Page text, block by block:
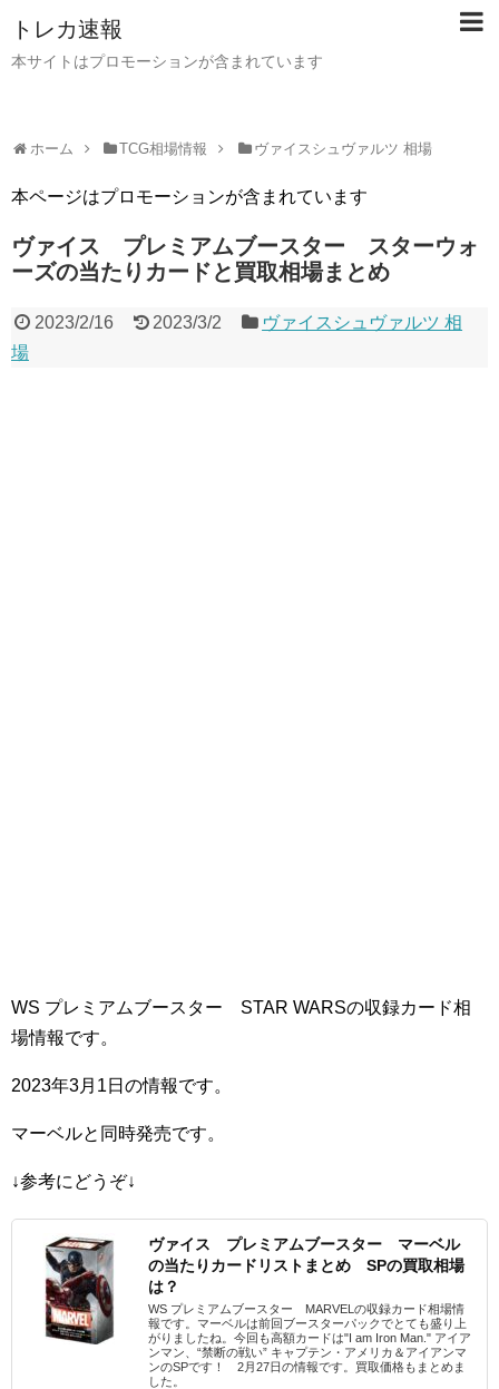
トレカ速報
本サイトはプロモーションが含まれています
ホーム TCG相場情報 ヴァイスシュヴァルツ 相場
本ページはプロモーションが含まれています
ヴァイス プレミアムブースター スターウォ
ーズの当たりカードと買取相場まとめ
2023/2/16 2023/3/2
ヴァイスシュヴァルツ 相
場
WS プレミアムブースター STAR WARSの収録カード相
場情報です。
2023年3月1日の情報です。
マーベルと同時発売です。
↓参考にどうぞ↓
ヴァイス プレミアムブースター マーベル
の当たりカードリストまとめ SPの買取相場
は？
WS プレミアムブースター MARVELの収録カード相場情
報です。マーベルは前回ブースターパックでとても盛り上
がりましたね。今回も高額カードは"I am Iron Man." アイア
ンマン、“禁断の戦い” キャプテン・アメリカ＆アイアンマ
ンのSPです！ 2月27日の情報です。買取価格もまとめま
した。